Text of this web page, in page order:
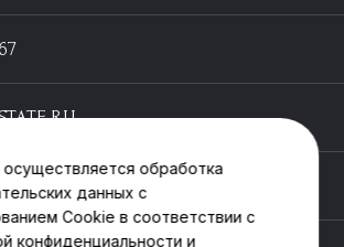
обработка
данных с
Cookie в соответствии с
конфиденциальности и